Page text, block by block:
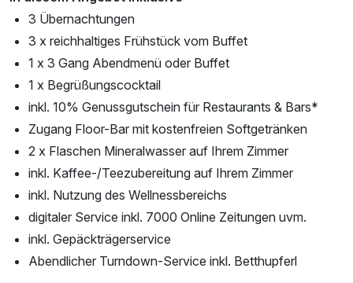
3 Übernachtungen
3 x reichhaltiges Frühstück vom Buffet
1 x 3 Gang Abendmenü oder Buffet
1 x Begrüßungscocktail
inkl. 10% Genussgutschein für Restaurants & Bars*
Zugang Floor-Bar mit kostenfreien Softgetränken
2 x Flaschen Mineralwasser auf Ihrem Zimmer
inkl. Kaffee-/Teezubereitung auf Ihrem Zimmer
inkl. Nutzung des Wellnessbereichs
digitaler Service inkl. 7000 Online Zeitungen uvm.
inkl. Gepäckträgerservice
Abendlicher Turndown-Service inkl. Betthupferl